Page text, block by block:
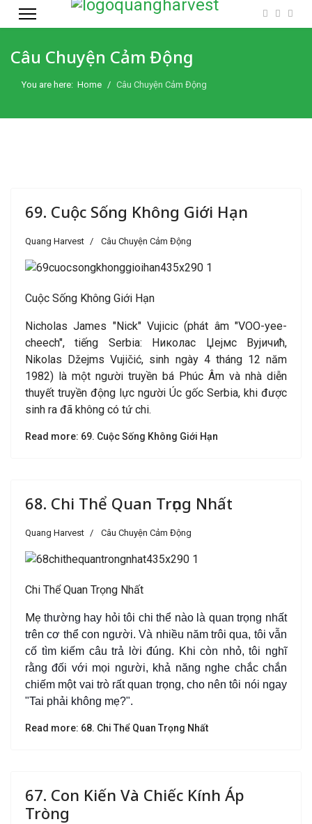
Câu Chuyện Cảm Động
You are here: Home Câu Chuyện Cảm Động
69. Cuộc Sống Không Giới Hạn
Quang Harvest Câu Chuyện Cảm Động
Cuộc Sống Không Giới Hạn
Nicholas James "Nick" Vujicic (phát âm "VOO-yee-
cheech", tiếng Serbia: Николас Џејмс Вујичић,
Nikolas Džejms Vujičić, sinh ngày 4 tháng 12 năm
1982) là một người truyền bá Phúc Âm và nhà diễn
thuyết truyền động lực người Úc gốc Serbia, khi được
sinh ra đã không có tứ chi.
Read more: 69. Cuộc Sống Không Giới Hạn
68. Chi Thể Quan Trọng Nhất
Quang Harvest Câu Chuyện Cảm Động
Chi Thể Quan Trọng Nhất
Mẹ thường hay hỏi tôi chi thể nào là quan trọng nhất
trên cơ thể con người. Và nhiều năm trôi qua, tôi vẫn
cố tìm kiếm câu trả lời đúng. Khi còn nhỏ, tôi nghĩ
rằng đối với mọi người, khả năng nghe chắc chắn
chiếm một vai trò rất quan trọng, cho nên tôi nói ngay
"Tai phải không mẹ?".
Read more: 68. Chi Thể Quan Trọng Nhất
67. Con Kiến Và Chiếc Kính Áp
Tròng